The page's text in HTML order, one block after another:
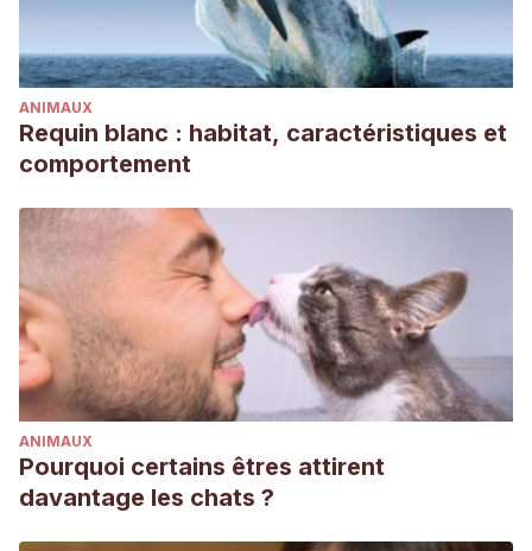
ANIMAUX
Requin blanc : habitat, caractéristiques et
comportement
ANIMAUX
Pourquoi certains êtres attirent
davantage les chats ?